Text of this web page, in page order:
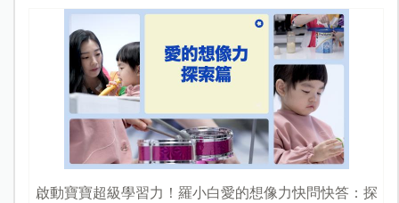
啟動寶寶超級學習力！羅小白愛的想像力快問快答：探